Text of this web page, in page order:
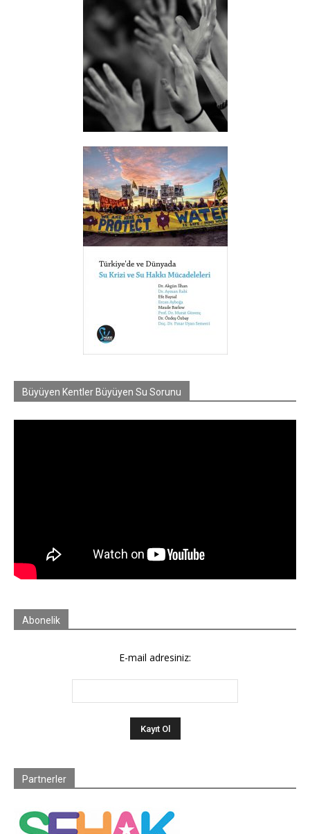
Büyüyen Kentler Büyüyen Su Sorunu
Abonelik
E-mail adresiniz:
Partnerler